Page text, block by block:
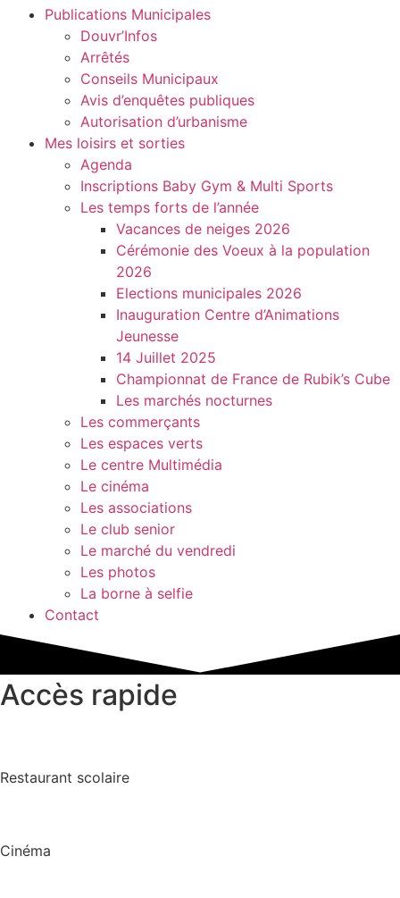
Publications Municipales
Douvr’Infos
Arrêtés
Conseils Municipaux
Avis d’enquêtes publiques
Autorisation d’urbanisme
Mes loisirs et sorties
Agenda
Inscriptions Baby Gym & Multi Sports
Les temps forts de l’année
Vacances de neiges 2026
Cérémonie des Voeux à la population
2026
Elections municipales 2026
Inauguration Centre d’Animations
Jeunesse
14 Juillet 2025
Championnat de France de Rubik’s Cube
Les marchés nocturnes
Les commerçants
Les espaces verts
Le centre Multimédia
Le cinéma
Les associations
Le club senior
Le marché du vendredi
Les photos
La borne à selfie
Contact
Accès rapide
Restaurant scolaire
Cinéma